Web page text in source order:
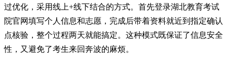
过优化，采用线上+线下结合的方式。首先登录湖北教育考试
院官网填写个人信息和志愿，完成后带着资料就近到指定确认
点核验，整个过程两天就能搞定。这种模式既保证了信息安全
性，又避免了考生来回奔波的麻烦。